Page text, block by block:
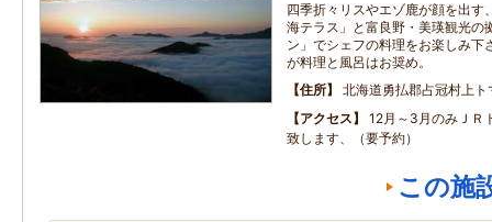
四季折々リスやエゾ鹿が顔を出す
海テラス」と富良野・美瑛観光の
ン」でシェフの料理をお楽しみ下
が料理と風呂はお奨め。
住所
北海道勇払郡占冠村上
アクセス
12月～3月のみＪＲ
致します、（要予約）
この施